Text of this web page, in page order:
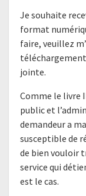
Je souhaite
format
faire, veuillez
téléchargement
jointe.
Comme le livre
public et
demandeur a
susceptible de
de bien vouloir
service qui
est le cas.